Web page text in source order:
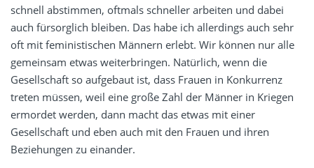
schnell abstimmen, oftmals schneller arbeiten und dabei
auch fürsorglich bleiben. Das habe ich allerdings auch sehr
oft mit feministischen Männern erlebt. Wir können nur alle
gemeinsam etwas weiterbringen. Natürlich, wenn die
Gesellschaft so aufgebaut ist, dass Frauen in Konkurrenz
treten müssen, weil eine große Zahl der Männer in Kriegen
ermordet werden, dann macht das etwas mit einer
Gesellschaft und eben auch mit den Frauen und ihren
Beziehungen zu einander.